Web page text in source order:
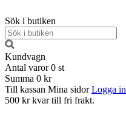
Sök i butiken
Kundvagn
Antal varor 0 st
Summa 0 kr
Till kassan Mina sidor Logga in
500 kr kvar till fri frakt.